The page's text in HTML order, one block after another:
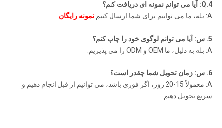
4.Q: آیا می توانم نمونه ای دریافت کنم؟
A: بله، ما می توانیم برای شما ارسال کنیم
نمونه رایگان
5. س: آیا می توانم لوگوی خود را چاپ کنم؟
A: بله به دلیل، ما OEM و ODM را می پذیریم.
6. س: زمان تحویل شما چقدر است؟
A: معمولاً 15-20 روز، اگر فوری باشد، می توانیم از قبل انجام دهیم و
سریع تحویل دهیم.